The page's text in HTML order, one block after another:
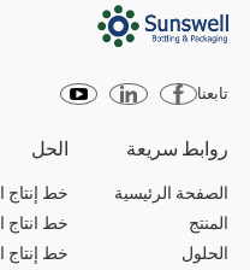
تابعنا
روابط سريعة
الصفحة الرئيسية
المنتج
الحلول
الحل
خط إنتاج
خط انتاج
خط إنتاج